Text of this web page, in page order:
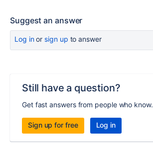
Suggest an answer
Log inor sign up to answer
Still have a question?
Get fast answers from people who know.
Sign up for free Log in